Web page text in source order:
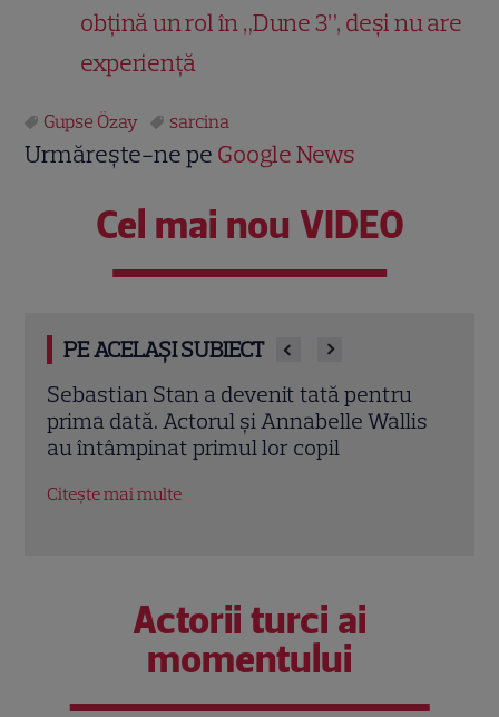
obțină un rol în „Dune 3”, deși nu are
experiență
Gupse Özay sarcina
Urmărește-ne pe Google News
Cel mai nou VIDEO
PE ACELAȘI SUBIECT
Vincent Pastore a murit la 80 de ani.
Actorul din „Clanul Soprano” era celebru
pentru rolul lui Big Pussy
Citește mai multe
Actorii turci ai
momentului